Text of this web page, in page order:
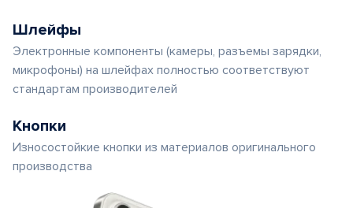
Шлейфы
Электронные компоненты (камеры, разъемы зарядки,
микрофоны) на шлейфах полностью соответствуют
стандартам производителей
Кнопки
Износостойкие кнопки из материалов оригинального
производства